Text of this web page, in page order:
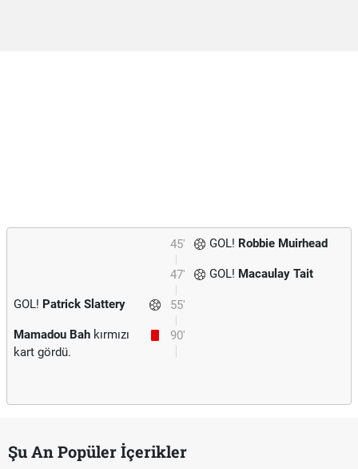
45' GOL! Robbie Muirhead
47' GOL! Macaulay Tait
55'
GOL! Patrick Slattery
90'
Mamadou Bah kırmızı
kart gördü.
Şu An Popüler İçerikler